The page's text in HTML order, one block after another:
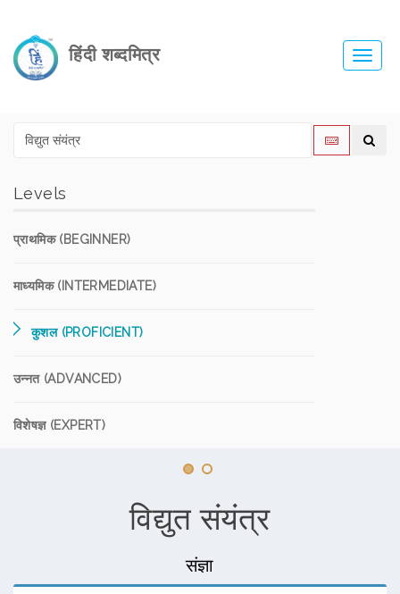
हिंदी शब्दमित्र
Levels
प्राथमिक (BEGINNER)
माध्यमिक (INTERMEDIATE)
कुशल (PROFICIENT)
उन्नत (ADVANCED)
विशेषज्ञ (EXPERT)
विद्युत संयंत्र
संज्ञा